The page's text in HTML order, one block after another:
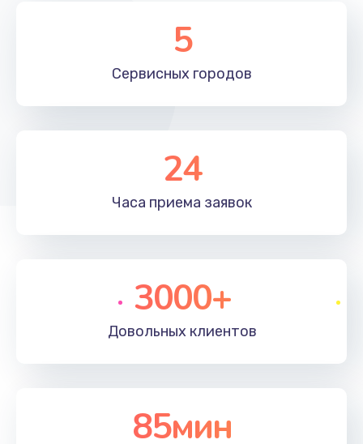
5
Сервисных городов
24
Часа приема заявок
3000+
Довольных клиентов
85мин